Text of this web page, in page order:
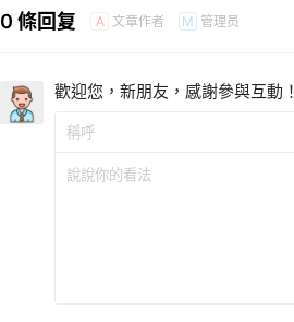
0 條回复 A 文章作者 M 管理员
歡迎您，新朋友，感謝參與互動！